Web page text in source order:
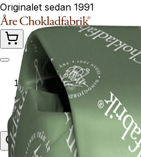
Originalet sedan 1991
Hem
Produkter
Stort tack